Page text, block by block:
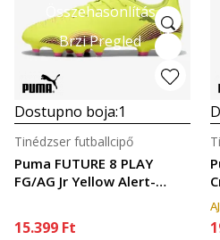
Összehasonlítás
Brzi Pregled
Dostupno boja:1
Puma FUTURE 8 PLAY
FG/AG Jr Yellow Alert-
Tinédzser futballcipő
15.399 Ft